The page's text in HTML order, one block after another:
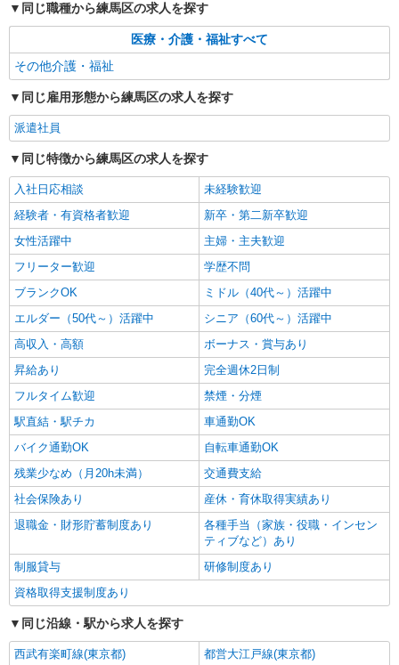
株式会社kotrio /●SW-H1-2001034
詳細を見る
同じ職種から練馬区の求人を探す
医療・介護・福祉すべて
その他介護・福祉
同じ雇用形態から練馬区の求人を探す
派遣社員
同じ特徴から練馬区の求人を探す
入社日応相談
未経験歓迎
経験者・有資格者歓迎
新卒・第二新卒歓迎
女性活躍中
主婦・主夫歓迎
フリーター歓迎
学歴不問
ブランクOK
ミドル（40代～）活躍中
エルダー（50代～）活躍中
シニア（60代～）活躍中
高収入・高額
ボーナス・賞与あり
昇給あり
完全週休2日制
フルタイム歓迎
禁煙・分煙
駅直結・駅チカ
車通勤OK
バイク通勤OK
自転車通勤OK
残業少なめ（月20h未満）
交通費支給
社会保険あり
産休・育休取得実績あり
退職金・財形貯蓄制度あり
各種手当（家族・役職・インセン
ティブなど）あり
制服貸与
研修制度あり
資格取得支援制度あり
同じ沿線・駅から求人を探す
西武有楽町線(東京都)
都営大江戸線(東京都)